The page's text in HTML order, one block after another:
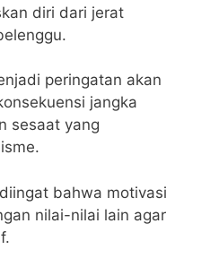
diri dari jerat
peringatan akan
jangka
sesaat yang
bahwa motivasi
nilai-nilai lain agar